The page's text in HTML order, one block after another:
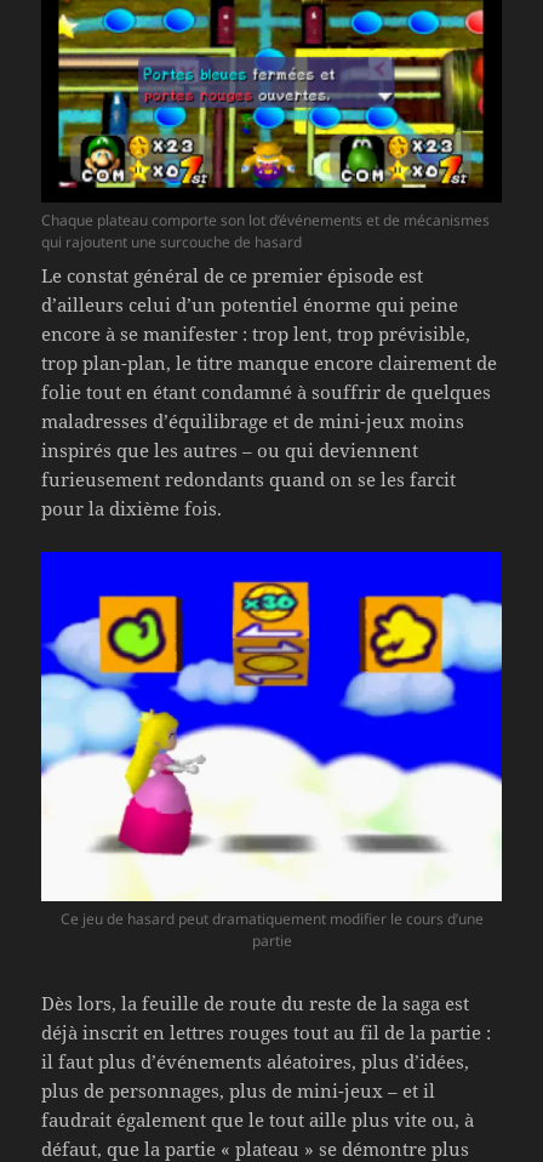
Chaque plateau comporte son lot d’événements et de mécanismes
qui rajoutent une surcouche de hasard
Le constat général de ce premier épisode est
d’ailleurs celui d’un potentiel énorme qui peine
encore à se manifester : trop lent, trop prévisible,
trop plan-plan, le titre manque encore clairement de
folie tout en étant condamné à souffrir de quelques
maladresses d’équilibrage et de mini-jeux moins
inspirés que les autres – ou qui deviennent
furieusement redondants quand on se les farcit
pour la dixième fois.
Ce jeu de hasard peut dramatiquement modifier le cours d’une
partie
Dès lors, la feuille de route du reste de la saga est
déjà inscrit en lettres rouges tout au fil de la partie :
il faut plus d’événements aléatoires, plus d’idées,
plus de personnages, plus de mini-jeux – et il
faudrait également que le tout aille plus vite ou, à
défaut, que la partie « plateau » se démontre plus